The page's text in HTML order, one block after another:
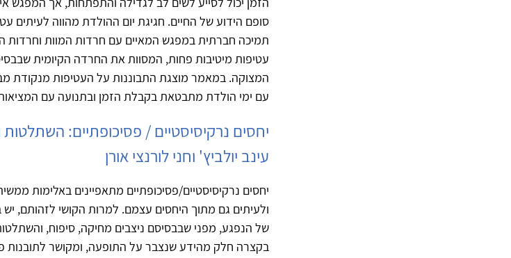
סופם הידוע של החיים. חגיגת יום ההולדת מהווה
תמיכה חברתית במפגש המאיים עם חרדות המוות וחרדות
עטיפות מיטיבות פחות, המסוות את החרדה הקיומית
המצוקה. במאמר מוצגת התבוננות על העטיפות מנקודת
עם ימי הולדת מתבטאת בקבלת הזמן ובתנועה עם
יחסים נרקיסיסטיים / פסיכופתיים:
עינב יולביץ' וחני לורנצי אורן
יחסים נרקיסיסטיים/פסיכופתיים מתאפיינים באלימות
ולעיתים גם מתוך היחסים עצמם. למרות הקושי לזהותם,
של הנפגע, מפני שבבסיסם ניצבים מחיקה, סיפוח,
בקצרה חלק מהידע שנצבר על התופעה, ומקושר לתובנות